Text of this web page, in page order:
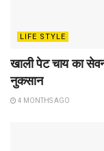
LIFE STYLE
खाली पेट चाय का
नुकसान
4 MONTHS AGO